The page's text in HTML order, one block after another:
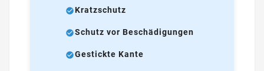
Kratzschutz
Schutz vor Beschädigungen
Gestickte Kante